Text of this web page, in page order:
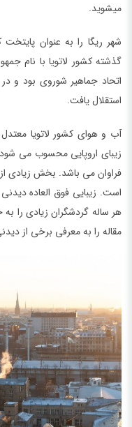
میشوید.
شهر ریگا را به عنوان
گذشته کشور لاتویا با نام
استقلال یافت.
آب و هوای کشور لاتویا
زیبای اروپایی محسوب می
فراوان می باشد. بخش زیادی
است. زیبایی فوق العاده
هر ساله گردشگران زیادی را
مقاله را به معرفی برخی از